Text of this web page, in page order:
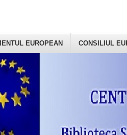
EUROPEAN CONSILIUL